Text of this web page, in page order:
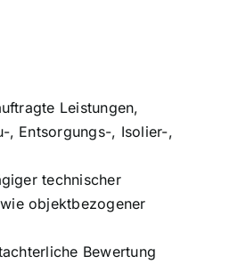
Leistungen,
, Entsorgungs-, Isolier-,
technischer
objektbezogener
Bewertung